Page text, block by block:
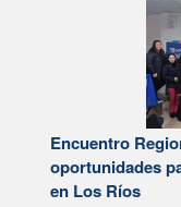
Encuentro
oportunidades
en Los Ríos